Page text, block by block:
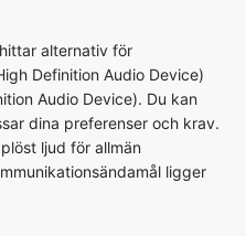
alternativ för
Definition Audio Device)
Audio Device). Du kan
dina preferenser och krav.
ljud för allmän
ligger